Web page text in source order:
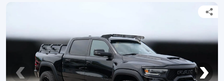
Alte tipuri vehicule